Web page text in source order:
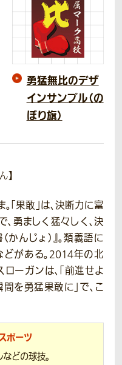
勇猛無比のデザ
インサンプル（の
ぼり旗）
】
「果敢」は、決断力に富
勇ましく猛々しく、決
かんじょ）』。類義語に
どがある。2014年の北
ーガンは、「前進せよ
を勇猛果敢に」で、こ
ポーツ
どの球技。